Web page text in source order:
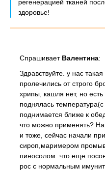
регенерацией тканей
здоровье!
Спрашивает Валентина:
Здравствуйте. у нас
пролечились от строго
хрипы, кашля нет, но
поднялась
поднимается ближе к
что можно применять?
и тоже, сейчас начали
сироп,маримером
пиносолом. что еще
рос с нормальным